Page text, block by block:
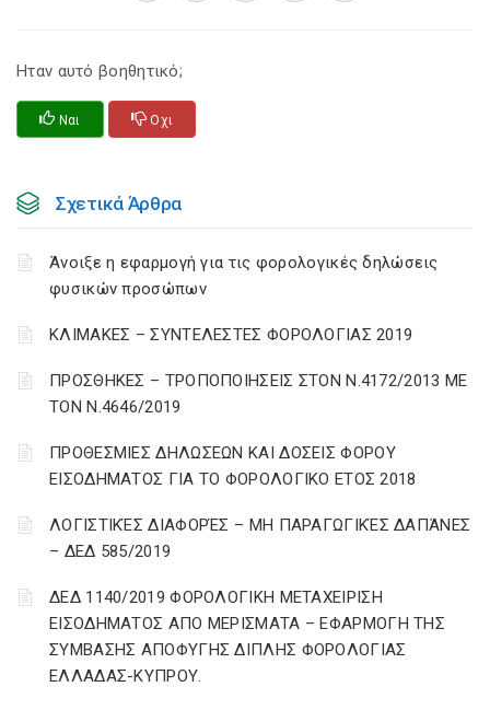
Ηταν αυτό βοηθητικό;
Ναι Οχι
Σχετικά Άρθρα
Άνοιξε η εφαρμογή για τις φορολογικές δηλώσεις
φυσικών προσώπων
ΚΛΙΜΑΚΕΣ – ΣΥΝΤΕΛΕΣΤΕΣ ΦΟΡΟΛΟΓΙΑΣ 2019
ΠΡΟΣΘΗΚΕΣ – ΤΡΟΠΟΠΟΙΗΣΕΙΣ ΣΤΟΝ Ν.4172/2013 ΜΕ
ΤΟΝ Ν.4646/2019
ΠΡΟΘΕΣΜΙΕΣ ΔΗΛΩΣΕΩΝ ΚΑΙ ΔΟΣΕΙΣ ΦΟΡΟΥ
ΕΙΣΟΔΗΜΑΤΟΣ ΓΙΑ ΤΟ ΦΟΡΟΛΟΓΙΚΟ ΕΤΟΣ 2018
ΛΟΓΙΣΤΙΚΈΣ ΔΙΑΦΟΡΈΣ – ΜΗ ΠΑΡΑΓΩΓΙΚΈΣ ΔΑΠΆΝΕΣ
– ΔΕΔ 585/2019
ΔΕΔ 1140/2019 ΦΟΡΟΛΟΓΙΚΗ ΜΕΤΑΧΕΙΡΙΣΗ
ΕΙΣΟΔΗΜΑΤΟΣ ΑΠΟ ΜΕΡΙΣΜΑΤΑ – ΕΦΑΡΜΟΓΗ ΤΗΣ
ΣΥΜΒΑΣΗΣ ΑΠΟΦΥΓΗΣ ΔΙΠΛΗΣ ΦΟΡΟΛΟΓΙΑΣ
ΕΛΛΑΔΑΣ-ΚΥΠΡΟΥ.